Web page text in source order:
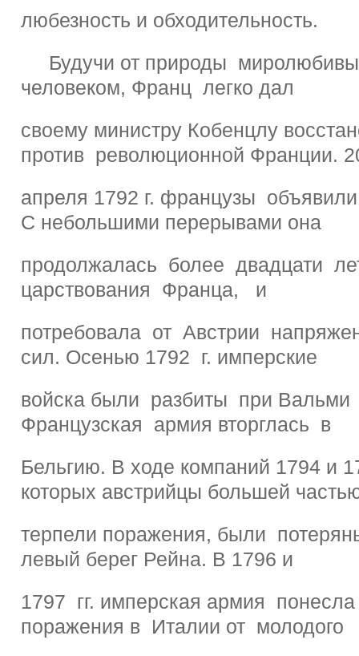
любезность и обходительность.
Будучи от природы
человеком, Франц легко дал
своему министру Кобенцлу
против революционной Франции.
апреля 1792 г. французы
С небольшими перерывами она
продолжалась более двадцати
царствования Франца, и
потребовала от Австрии
сил. Осенью 1792 г. имперские
войска были разбиты при
Французская армия вторглась в
Бельгию. В ходе компаний 1794 и
которых австрийцы большей
терпели поражения, были
левый берег Рейна. В 1796 и
1797 гг. имперская армия
поражения в Италии от молодого